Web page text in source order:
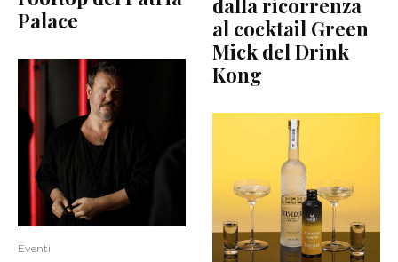
Palace
Eventi
al cocktail Green
Mick del Drink
Kong